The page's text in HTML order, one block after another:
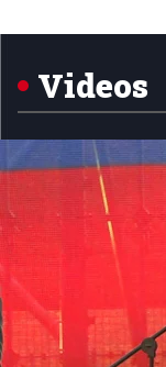
Videos